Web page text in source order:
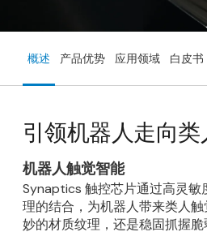
概述 产品优势 应用领域 白皮书
引领机器人走向
机器人触觉智能
Synaptics 触控芯片通过高灵敏
理的结合，为机器人带来类人
妙的材质纹理，还是稳固抓握